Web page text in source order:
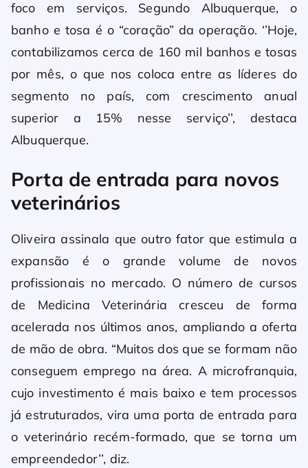
foco em serviços. Segundo Albuquerque, o
banho e tosa é o “coração” da operação. ‘’Hoje,
contabilizamos cerca de 160 mil banhos e tosas
por mês, o que nos coloca entre as líderes do
segmento no país, com crescimento anual
superior a 15% nesse serviço’’, destaca
Albuquerque.
Porta de entrada para novos
veterinários
Oliveira assinala que outro fator que estimula a
expansão é o grande volume de novos
profissionais no mercado. O número de cursos
de Medicina Veterinária cresceu de forma
acelerada nos últimos anos, ampliando a oferta
de mão de obra. “Muitos dos que se formam não
conseguem emprego na área. A microfranquia,
cujo investimento é mais baixo e tem processos
já estruturados, vira uma porta de entrada para
o veterinário recém-formado, que se torna um
empreendedor’’, diz.